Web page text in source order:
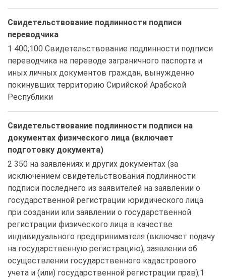
Свидетельствование подлинности подписи
переводчика
1 400;100 Свидетельствование подлинности подписи
переводчика на переводе заграничного паспорта и
иных личных документов граждан, вынужденно
покинувших территорию Сирийской Арабской
Республики
Свидетельствование подлинности подписи на
документах физического лица (включает
подготовку документа)
2 350 на заявлениях и других документах (за
исключением свидетельствования подлинности
подписи последнего из заявителей на заявлении о
государственной регистрации юридического лица
при создании или заявлении о государственной
регистрации физического лица в качестве
индивидуального предпринимателя (включает подачу
на государственную регистрацию), заявлении об
осуществлении государственного кадастрового
учета и (или) государственной регистрации прав);1